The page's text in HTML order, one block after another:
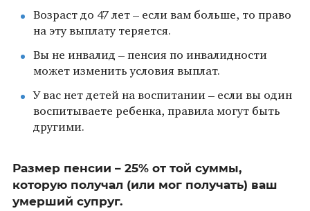
Возраст до 47 лет – если вам больше, то право
на эту выплату теряется.
Вы не инвалид – пенсия по инвалидности
может изменить условия выплат.
У вас нет детей на воспитании – если вы один
воспитываете ребенка, правила могут быть
другими.
Размер пенсии – 25% от той суммы,
которую получал (или мог получать) ваш
умерший супруг.